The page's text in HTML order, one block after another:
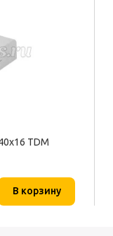
TDM
В корзину